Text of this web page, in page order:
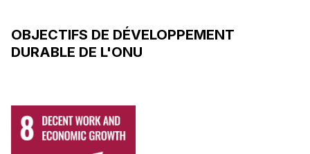
OBJECTIFS DE DÉVELOPPEMENT
DURABLE DE L'ONU